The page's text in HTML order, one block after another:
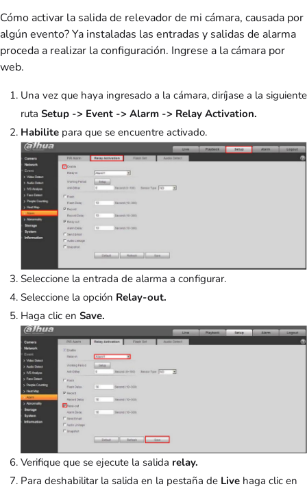
Cómo activar la salida de relevador de mi cámara, causada por
algún evento? Ya instaladas las entradas y salidas de alarma
proceda a realizar la configuración. Ingrese a la cámara por
web.
Una vez que haya ingresado a la cámara, diríjase a la siguiente
ruta Setup -> Event -> Alarm -> Relay Activation.
Habilite para que se encuentre activado.
Seleccione la entrada de alarma a configurar.
Seleccione la opción Relay-out.
Haga clic en Save.
Verifique que se ejecute la salida relay.
Para deshabilitar la salida en la pestaña de Live haga clic en